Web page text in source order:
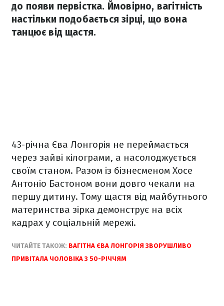
до появи первістка. Ймовірно, вагітність
настільки подобається зірці, що вона
танцює від щастя.
43-річна Єва Лонгорія не переймається
через зайві кілограми, а насолоджується
своїм станом. Разом із бізнесменом Хосе
Антоніо Бастоном вони довго чекали на
першу дитину. Тому щастя від майбутнього
материнства зірка демонструє на всіх
кадрах у соціальній мережі.
ЧИТАЙТЕ ТАКОЖ: ВАГІТНА ЄВА ЛОНГОРІЯ ЗВОРУШЛИВО
ПРИВІТАЛА ЧОЛОВІКА З 50-РІЧЧЯМ